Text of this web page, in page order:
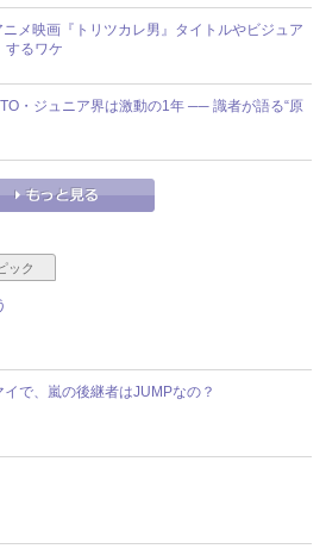
メ映画『トリツカレ男』タイトルやビジュア
するワケ
・ジュニア界は激動の1年 ── 識者が語る“原
ック
で、嵐の後継者はJUMPなの？